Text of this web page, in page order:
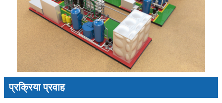
प्रक्रिया प्रवाह